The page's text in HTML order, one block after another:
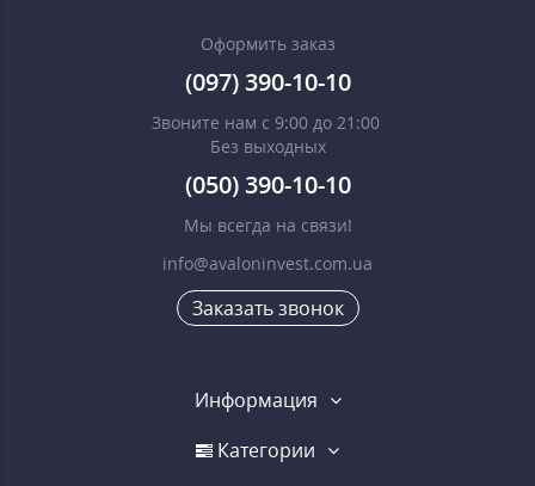
Оформить заказ
(097) 390-10-10
Звоните нам с 9:00 до 21:00
Без выходных
(050) 390-10-10
Мы всегда на связи!
info@avaloninvest.com.ua
Заказать звонок
Информация
Категории